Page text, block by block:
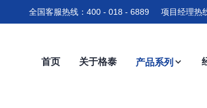
首页 关于格泰 产品系列
全国客服热线：400 - 018 - 6889 项目经理热